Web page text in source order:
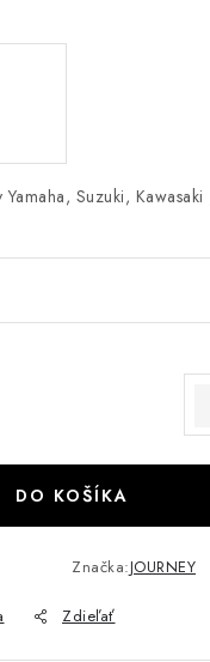
660/700
750 LTA
Suzuki, Kawasaki
DO KOŠÍKA
Značka:JOURNEY
Zdieľať